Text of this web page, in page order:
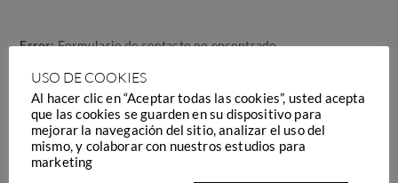
Error:Formulario de contacto no encontrado.
[dylan_icon_box title=»INFO@ALTANA.COM.UY» alignment=»»
icon=»hc-mail-open-file»][/dylan_icon_box]
[dylan_icon_box title=»+598 99 976 488″ alignment=»»
icon=»hc-phone»][/dylan_icon_box]
USO DE COOKIES
Al hacer clic en “Aceptar todas las cookies”, usted acepta
que las cookies se guarden en su dispositivo para
mejorar la navegación del sitio, analizar el uso del
mismo, y colaborar con nuestros estudios para
marketing